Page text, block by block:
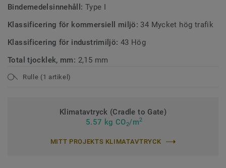
Bindemedelsinnehåll: Type I
Klassificering för kommersiell miljö: 34 Mycket hög trafik
Klassificering för industrimiljö: 43 Hög
Total tjocklek, mm: 2,15 mm
Rulle (1 artikel)
Klimatavtryck (Cradle to Gate)
5.57 kg CO2/m2
MITT PROJEKTS KLIMATAVTRYCK